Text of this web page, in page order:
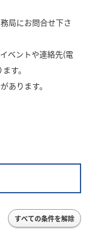
局にお問合せ下さ
ベントや連絡先(電
す。
あります。
すべての条件を解除